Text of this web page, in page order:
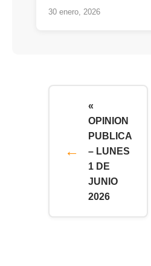
30 enero, 2026
«
OPINION
PUBLICA
– LUNES
1 DE
JUNIO
2026